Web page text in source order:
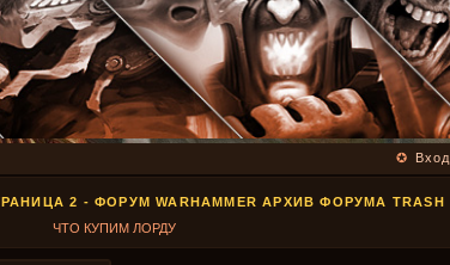
✪ Вход
2 - ФОРУМ WARHAMMER АРХИВ ФОРУМА TRASH
ЧТО КУПИМ ЛОРДУ